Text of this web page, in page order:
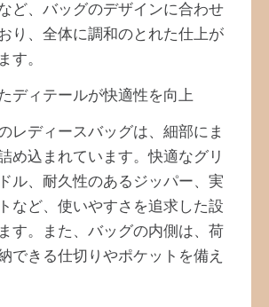
ど、バッグのデザインに合わせ
り、全体に調和のとれた仕上が
す。
ディテールが快適性を向上
レディースバッグは、細部にま
め込まれています。快適なグリ
ル、耐久性のあるジッパー、実
など、使いやすさを追求した設
す。また、バッグの内側は、荷
できる仕切りやポケットを備え